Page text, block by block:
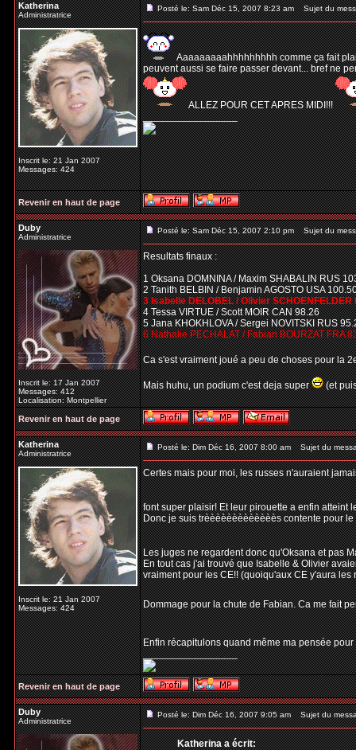
Katherina
Administratrice
Inscrit le: 21 Jan 2007
Messages: 424
Posté le: Sam Déc 15, 2007 8:23 am Sujet du
Aaaaaaaaahhhhhhhhh comme ça fait
peuvent aussi se faire passer devant... bref ne
ALLEZ POUR CET APRES MIDI!!!
_________________
Revenir en haut de page
Duby
Administratrice
Inscrit le: 17 Jan 2007
Messages: 412
Localisation: Montpellier
Posté le: Sam Déc 15, 2007 2:10 pm Sujet du
Resultats finaux :
1 Oksana DOMNINA / Maxim SHABALIN RUS
2 Tanith BELBIN / Benjamin AGOSTO USA
3 Isabelle DELOBEL / Olivier SCHOENFELDER
4 Tessa VIRTUE / Scott MOIR CAN 98.26
5 Jana KHOKHLOVA / Sergei NOVITSKI RUS
6 Nathalie PECHALAT / Fabian BOURZAT FRA
Ca s'est vraiment joué a peu de choses pour la
Mais huhu, un podium c'est deja super (et
Revenir en haut de page
Katherina
Administratrice
Inscrit le: 21 Jan 2007
Messages: 424
Posté le: Dim Déc 16, 2007 8:00 am Sujet du
Certes mais pour moi, les russes n'auraient
font super plaisir! Et leur pirouette a enfin atteint
Donc je suis trèèèèèèèèèèèèès contente pour
Les juges ne regardent donc qu'Oksana et pas
En tout cas j'ai trouvé que Isabelle & Olivier
vraiment pour les CE!! (quoiqu'aux CE y'aura
Dommage pour la chute de Fabian. Ca me fait
Enfin récapitulons quand même ma pensée
_________________
Revenir en haut de page
Duby
Administratrice
Posté le: Dim Déc 16, 2007 9:05 am Sujet du
Katherina a écrit: